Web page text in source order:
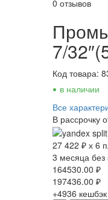
0 отзывов
7/
Код товара:
• в наличии
Все
В рассрочку
27 422 ₽ х 6
3 месяца без
164530.00 ₽
197436.00 ₽
+4936 кешбэк